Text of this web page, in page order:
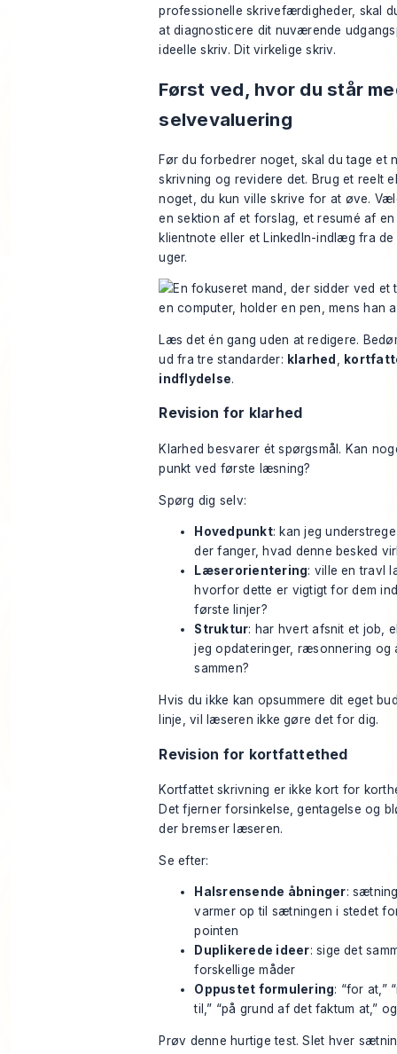
professionelle skrivefærdigheder, skal
at diagnosticere dit nuværende
ideelle skriv. Dit virkelige skriv.
Først ved, hvor du står
selvevaluering
Før du forbedrer noget, skal du tage et
skrivning og revidere det. Brug et reelt
noget, du kun ville skrive for at øve.
en sektion af et forslag, et resumé af
klientnote eller et LinkedIn-indlæg fra
uger.
Læs det én gang uden at redigere.
ud fra tre standarder: klarhed
indflydelse.
Revision for klarhed
Klarhed besvarer ét spørgsmål. Kan
punkt ved første læsning?
Spørg dig selv:
Hovedpunkt: kan jeg
der fanger, hvad denne besked
Læserorientering: ville en travl
hvorfor dette er vigtigt for dem
første linjer?
Struktur: har hvert afsnit et job,
jeg opdateringer, ræsonnering og
sammen?
Hvis du ikke kan opsummere dit eget
linje, vil læseren ikke gøre det for dig.
Revision for kortfattethed
Kortfattet skrivning er ikke kort for
Det fjerner forsinkelse, gentagelse og
der bremser læseren.
Se efter:
Halsrensende åbninger:
varmer op til sætningen i stedet
pointen
Duplikerede ideer: sige det
forskellige måder
Oppustet formulering: “for at,”
til,” “på grund af det faktum at,”
Prøv denne hurtige test. Slet hver